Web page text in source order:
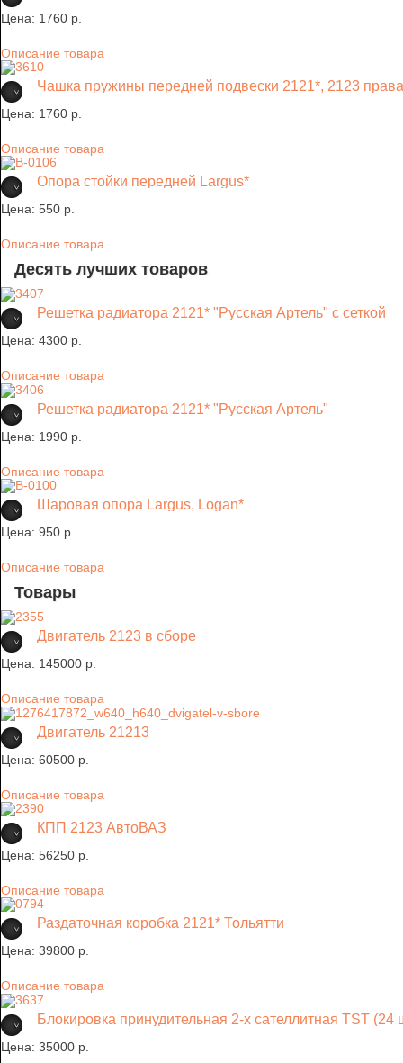
Цена: 1760 p.
Описание товара
Чашка пружины передней подвески 2121*, 2123
Цена: 1760 p.
Описание товара
Опора стойки передней Largus*
Цена: 550 p.
Описание товара
Десять лучших товаров
Решетка радиатора 2121* "Русская Артель" с сеткой
Цена: 4300 p.
Описание товара
Решетка радиатора 2121* "Русская Артель"
Цена: 1990 p.
Описание товара
Шаровая опора Largus, Logan*
Цена: 950 p.
Описание товара
Товары
Двигатель 2123 в сборе
Цена: 145000 p.
Описание товара
Двигатель 21213
Цена: 60500 p.
Описание товара
КПП 2123 АвтоВАЗ
Цена: 56250 p.
Описание товара
Раздаточная коробка 2121* Тольятти
Цена: 39800 p.
Описание товара
Блокировка принудительная 2-х сателлитная TST (24
Цена: 35000 p.